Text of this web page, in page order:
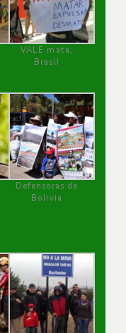
VALE mata,
Brasil
Defensoras de
Bolivia